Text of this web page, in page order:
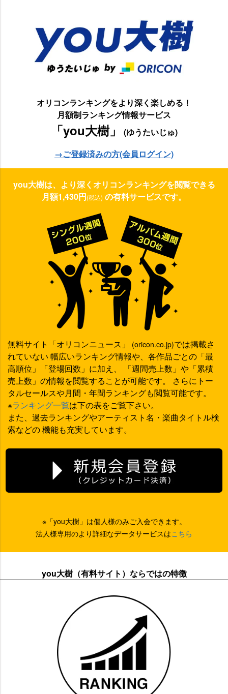
オリコンランキングをより深く楽しめる！
月額制ランキング情報サービス
「you大樹」
(ゆうたいじゅ)
→ご登録済みの方(会員ログイン)
you大樹は、より深くオリコンランキングを閲覧できる
月額1,430円(税込) の有料サービスです。
無料サイト「オリコンニュース」 (oricon.co.jp)では掲載さ
れていない 幅広いランキング情報や、各作品ごとの「最
高順位」「登場回数」に加え、 「週間売上数」や「累積
売上数」の情報を閲覧することが可能です。 さらにトー
タルセールスや月間・年間ランキングも閲覧可能です。
※ランキング一覧は下の表をご覧下さい。
また、過去ランキングやアーティスト名・楽曲タイトル検
索などの 機能も充実しています。
※「you大樹」は個人様のみご入会できます。
法人様専用のより詳細なデータサービスはこちら
you大樹（有料サイト）ならではの特徴